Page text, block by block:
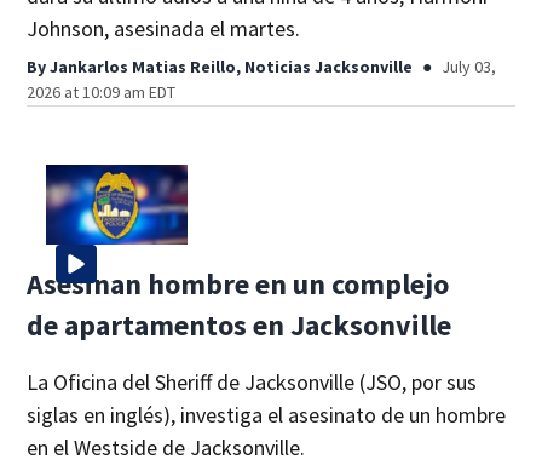
Johnson, asesinada el martes.
ByJankarlos Matias Reillo, Noticias Jacksonville
July 03,
2026 at 10:09 am EDT
Asesinan hombre en un complejo
de apartamentos en Jacksonville
La Oficina del Sheriff de Jacksonville (JSO, por sus
siglas en inglés), investiga el asesinato de un hombre
en el Westside de Jacksonville.